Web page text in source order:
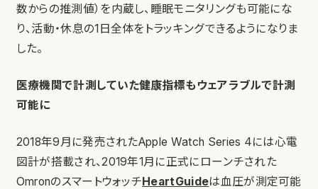
数からの推測値）を内蔵し、睡眠モニタリングも可能にな
り、活動・休息の1日全体をトラッキングできるようになりま
した。
医療機関で計測していた健康指標もウェアラブルで計測
可能に
2018年9月に発売されたApple Watch Series 4には心電
図計が搭載され、2019年1月に正式にローンチされた
OmronのスマートウォッチHeartGuideは血圧が測定可能